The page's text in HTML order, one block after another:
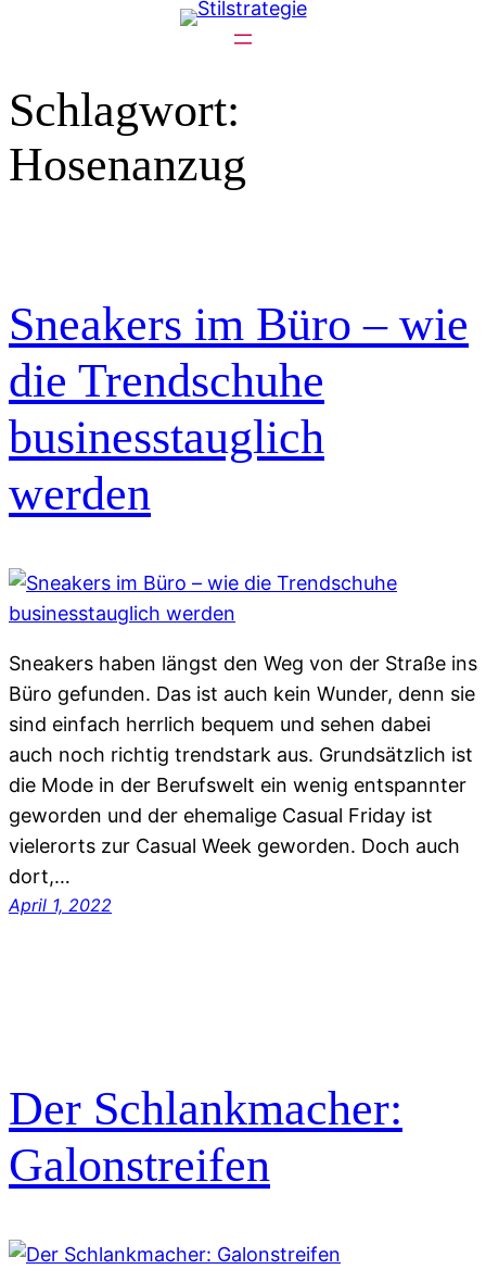
Schlagwort:
Hosenanzug
Sneakers im Büro – wie
die Trendschuhe
businesstauglich
werden
Sneakers haben längst den Weg von der Straße ins
Büro gefunden. Das ist auch kein Wunder, denn sie
sind einfach herrlich bequem und sehen dabei
auch noch richtig trendstark aus. Grundsätzlich ist
die Mode in der Berufswelt ein wenig entspannter
geworden und der ehemalige Casual Friday ist
vielerorts zur Casual Week geworden. Doch auch
dort,…
April 1, 2022
Der Schlankmacher:
Galonstreifen